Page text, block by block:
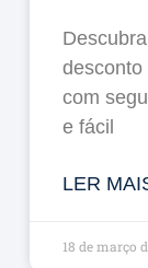
desconto
com
e fácil
LER
18 de março